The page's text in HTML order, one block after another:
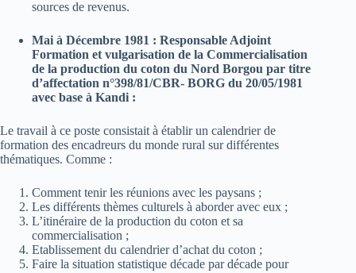
sources de revenus.
Mai à Décembre 1981 : Responsable Adjoint
Formation et vulgarisation de la Commercialisation
de la production du coton du Nord Borgou par titre
d’affectation n°398/81/CBR- BORG du 20/05/1981
avec base à Kandi :
Le travail à ce poste consistait à établir un calendrier de
formation des encadreurs du monde rural sur différentes
thématiques. Comme :
Comment tenir les réunions avec les paysans ;
Les différents thèmes culturels à aborder avec eux ;
L’itinéraire de la production du coton et sa
commercialisation ;
Etablissement du calendrier d’achat du coton ;
Faire la situation statistique décade par décade pour